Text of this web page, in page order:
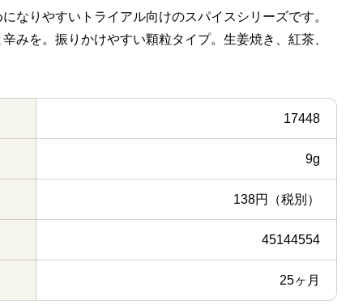
なりやすいトライアル向けのスパイスシリーズです。
みを。振りかけやすい顆粒タイプ。生姜焼き、紅茶、
17448
9g
138円（税別）
45144554
25ヶ月